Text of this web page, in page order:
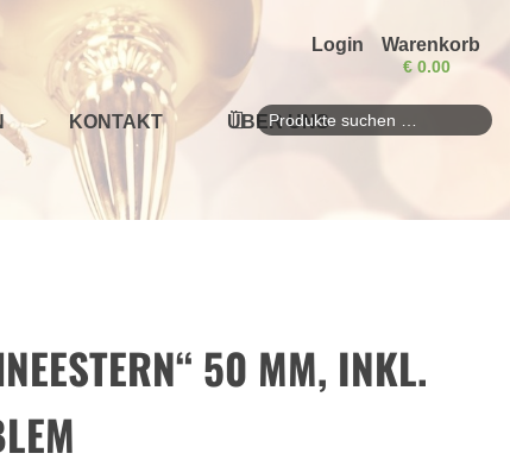
Login Warenkorb
€ 0.00
KONTAKT ÜBER UNS
Suchen
50 MM, INKL.